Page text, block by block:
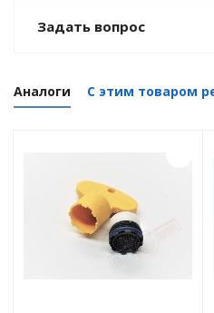
Задать вопрос
Аналоги С этим товаром